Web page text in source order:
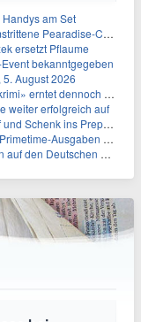
am Set
Pearadise-Community
ersetzt Pflaume
bekanntgegeben
August 2026
Primetime-Führung
weiter erfolgreich auf
ins Prepper-Milieu
Ausgaben zurück
Deutschen Radiopreis